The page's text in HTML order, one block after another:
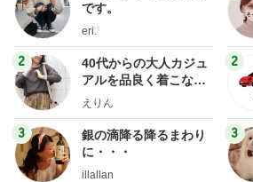
です。
eri.
2
40代からの大人カジュ
アルを品良く着こなす
ファッションブログ
えりん
3
銀の滴降る降るまわり
に・・・
illallan
2
3